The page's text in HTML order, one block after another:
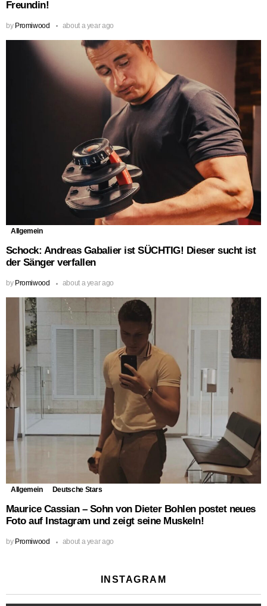
Freundin!
by Promiwood about a year ago
Allgemein
Schock: Andreas Gabalier ist SÜCHTIG! Dieser sucht ist
der Sänger verfallen
by Promiwood about a year ago
Allgemein Deutsche Stars
Maurice Cassian – Sohn von Dieter Bohlen postet neues
Foto auf Instagram und zeigt seine Muskeln!
by Promiwood about a year ago
INSTAGRAM